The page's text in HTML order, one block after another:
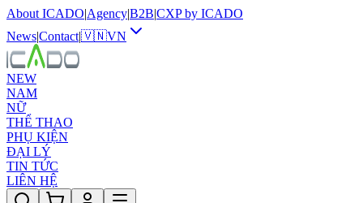
About ICADO|Agency|B2B|CXP by ICADO
News|Contact|🇻🇳VN
NEW
NAM
NỮ
THỂ THAO
PHỤ KIỆN
ĐẠI LÝ
TIN TỨC
LIÊN HỆ